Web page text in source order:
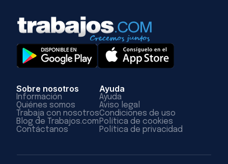
Sobre nosotros
Información
Quiénes somos
Trabaja con nosotros
Blog de Trabajos.com
Contáctanos
Ayuda
Ayuda
Aviso legal
Condiciones de uso
Política de cookies
Política de privacidad